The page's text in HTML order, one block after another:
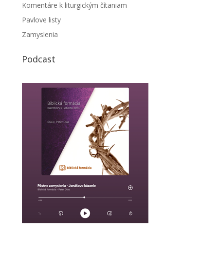
Komentáre k liturgickým čítaniam
Pavlove listy
Zamyslenia
Podcast